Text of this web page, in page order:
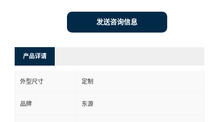
发送咨询信息
产品详请
外型尺寸 定制
品牌 东源